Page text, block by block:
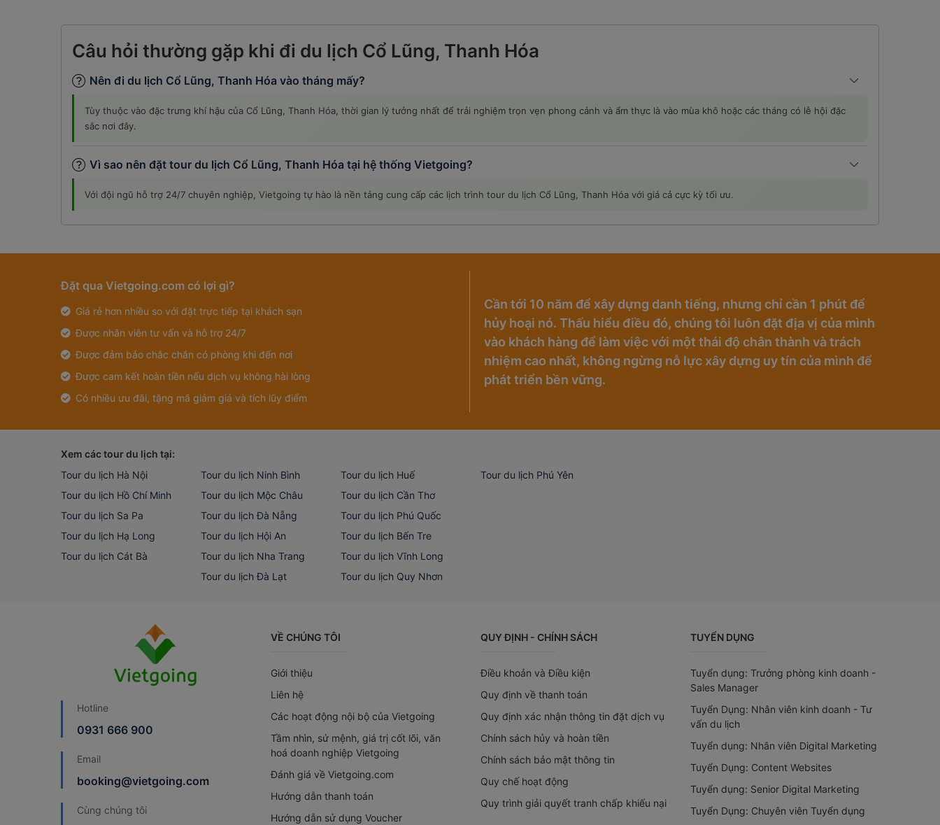
Câu hỏi thường gặp khi đi du lịch Cổ Lũng, Thanh Hóa
Nên đi du lịch Cổ Lũng, Thanh Hóa vào tháng mấy?
Tùy thuộc vào đặc trưng khí hậu của Cổ Lũng, Thanh Hóa, thời gian lý tưởng nhất để trải nghiệm trọn vẹn phong cảnh và ẩm thực là vào mùa khô hoặc các tháng có lễ hội đặc
sắc nơi đây.
Vì sao nên đặt tour du lịch Cổ Lũng, Thanh Hóa tại hệ thống Vietgoing?
Với đội ngũ hỗ trợ 24/7 chuyên nghiệp, Vietgoing tự hào là nền tảng cung cấp các lịch trình tour du lịch Cổ Lũng, Thanh Hóa với giá cả cực kỳ tối ưu.
Đặt qua Vietgoing.com có lợi gì?
Giá rẻ hơn nhiều so với đặt trực tiếp tại khách sạn
Được nhân viên tư vấn và hỗ trợ 24/7
Được đảm bảo chắc chắn có phòng khi đến nơi
Được cam kết hoàn tiền nếu dịch vụ không hài lòng
Có nhiều ưu đãi, tặng mã giảm giá và tích lũy điểm
Cần tới 10 năm để xây dựng danh tiếng, nhưng chỉ cần 1 phút để
hủy hoại nó. Thấu hiểu điều đó, chúng tôi luôn đặt địa vị của mình
vào khách hàng để làm việc với một thái độ chân thành và trách
nhiệm cao nhất, không ngừng nỗ lực xây dựng uy tín của mình để
phát triển bền vững.
Xem các tour du lịch tại:
Tour du lịch Hà Nội
Tour du lịch Hồ Chí Minh
Tour du lịch Sa Pa
Tour du lịch Hạ Long
Tour du lịch Cát Bà
Tour du lịch Ninh Bình
Tour du lịch Mộc Châu
Tour du lịch Đà Nẵng
Tour du lịch Hội An
Tour du lịch Nha Trang
Tour du lịch Đà Lạt
Tour du lịch Huế
Tour du lịch Cần Thơ
Tour du lịch Phú Quốc
Tour du lịch Bến Tre
Tour du lịch Vĩnh Long
Tour du lịch Quy Nhơn
Tour du lịch Phú Yên
Hotline
0931 666 900
Email
booking@vietgoing.com
Cùng chúng tôi
VỀ CHÚNG TÔI
Giới thiệu
Liên hệ
Các hoạt động nội bộ của Vietgoing
Tầm nhìn, sứ mệnh, giá trị cốt lõi, văn
hoá doanh nghiệp Vietgoing
Đánh giá về Vietgoing.com
Hướng dẫn thanh toán
Hướng dẫn sử dụng Voucher
QUY ĐỊNH - CHÍNH SÁCH
Điều khoản và Điều kiện
Quy định về thanh toán
Quy định xác nhận thông tin đặt dịch vụ
Chính sách hủy và hoàn tiền
Chính sách bảo mật thông tin
Quy chế hoạt động
Quy trình giải quyết tranh chấp khiếu nại
TUYỂN DỤNG
Tuyển dụng: Trưởng phòng kinh doanh -
Sales Manager
Tuyển Dụng: Nhân viên kinh doanh - Tư
vấn du lịch
Tuyển dụng: Nhân viên Digital Marketing
Tuyển Dụng: Content Websites
Tuyển dụng: Senior Digital Marketing
Tuyển Dụng: Chuyên viên Tuyển dụng